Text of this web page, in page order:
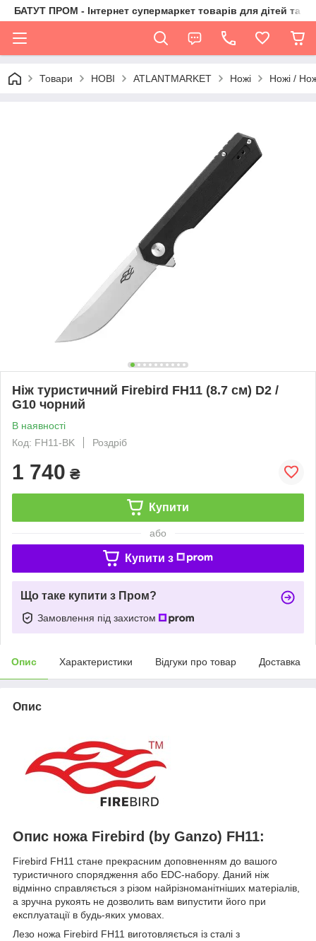
БАТУТ ПРОМ - Інтернет супермаркет товарів для дітей та їх
Товари НОВІ ATLANTMARKET Ножі Ножі /
Ніж туристичний Firebird FH11 (8.7 см) D2 /
G10 чорний
В наявності
Код: FH11-BK
Роздріб
1 740 ₴
Купити
або
Купити з
Що таке купити з Пром?
Замовлення під захистом
Опис Характеристики Відгуки про товар Доставка
Опис
Опис ножа Firebird (by Ganzo) FH11:
Firebird FH11 стане прекрасним доповненням до вашого
туристичного спорядження або EDC-набору. Даний ніж
відмінно справляється з різом найрізноманітніших матеріалів,
а зручна рукоять не дозволить вам випустити його при
експлуатації в будь-яких умовах.
Лезо ножа Firebird FH11 виготовляється із сталі з